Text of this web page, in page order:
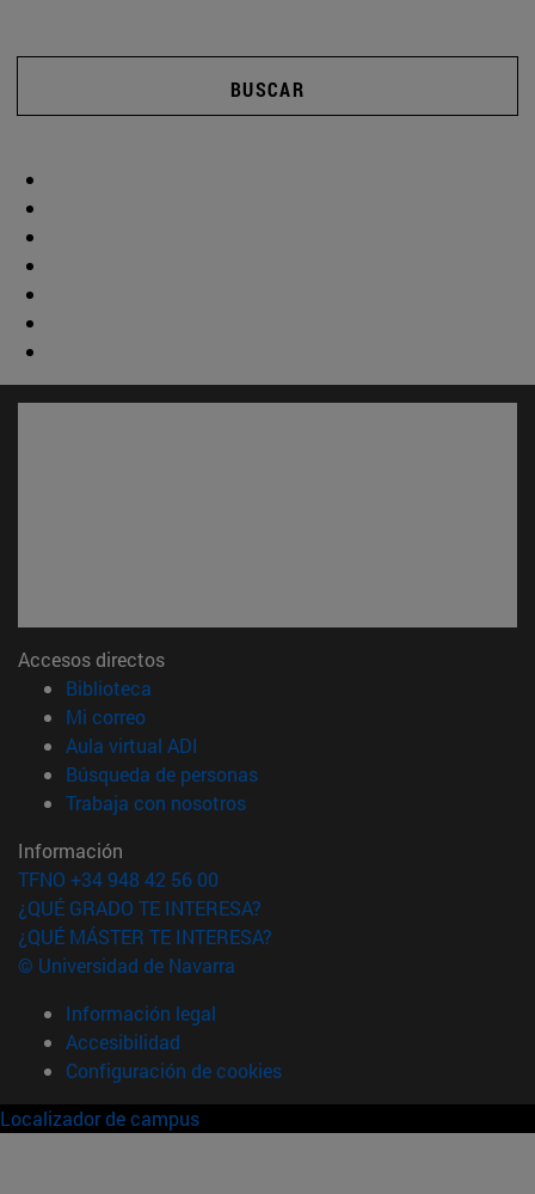
BUSCAR
Accesos directos
Biblioteca
Mi correo(abre en nueva ventana)
Aula virtual ADI
Búsqueda de personas(abre en nueva ventana)
Trabaja con nosotros(abre en nueva ventana)
Información
TFNO +34 948 42 56 00
¿QUÉ GRADO TE INTERESA?
¿QUÉ MÁSTER TE INTERESA?
© Universidad de Navarra
Información legal
Accesibilidad
Configuración de cookies
Localizador de campus